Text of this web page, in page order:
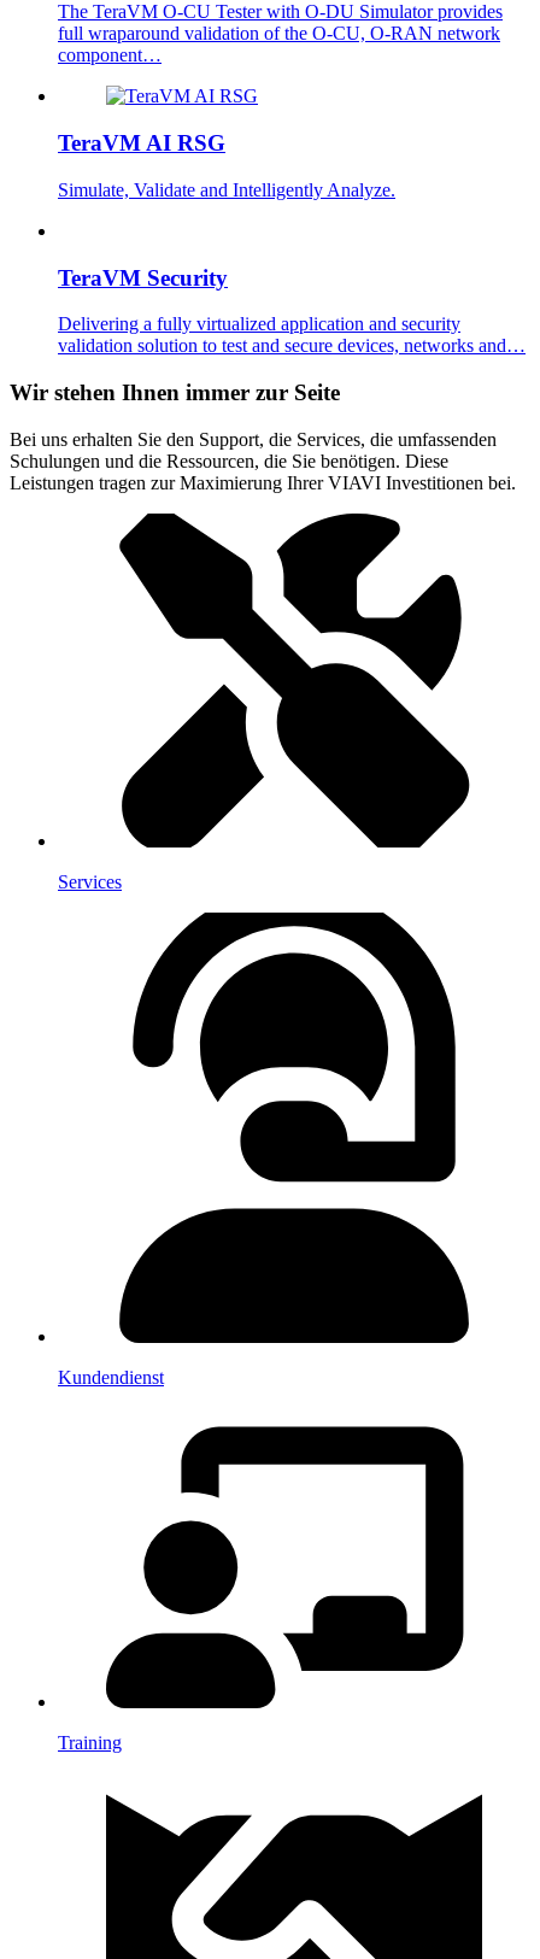
The TeraVM O-CU Tester with O-DU Simulator provides
full wraparound validation of the O-CU, O-RAN network
component…
TeraVM AI RSG
Simulate, Validate and Intelligently Analyze.
TeraVM Security
Delivering a fully virtualized application and security
validation solution to test and secure devices, networks and…
Wir stehen Ihnen immer zur Seite
Bei uns erhalten Sie den Support, die Services, die umfassenden
Schulungen und die Ressourcen, die Sie benötigen. Diese
Leistungen tragen zur Maximierung Ihrer VIAVI Investitionen bei.
Services
Kundendienst
Training